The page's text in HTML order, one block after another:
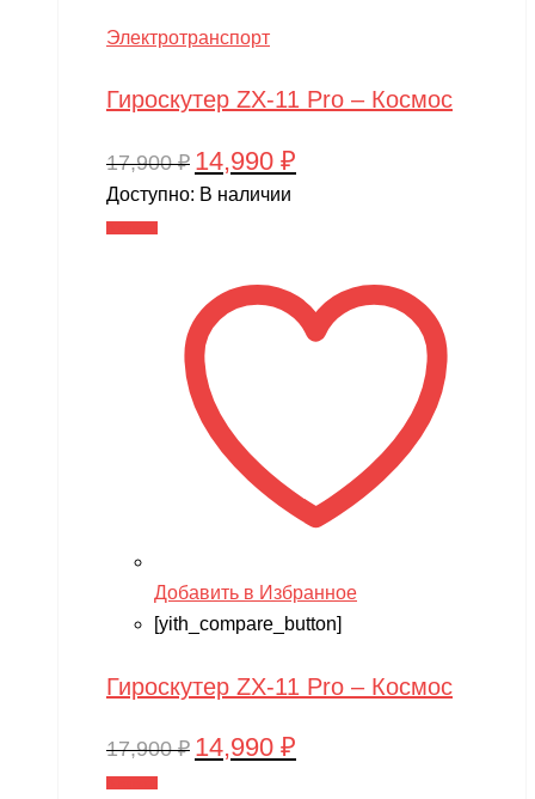
Электротранспорт
Гироскутер ZX-11 Pro – Космос
17,900₽ Первоначальная
цена
14,990 ₽
Доступно: В наличии
Добавить в Избранное
[yith_compare_button]
Гироскутер ZX-11 Pro – Космос
17,900₽ Первоначальная
14,990 ₽